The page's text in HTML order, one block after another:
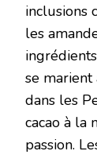
inclusions
les
se marient
dans les
cacao à la
passion.